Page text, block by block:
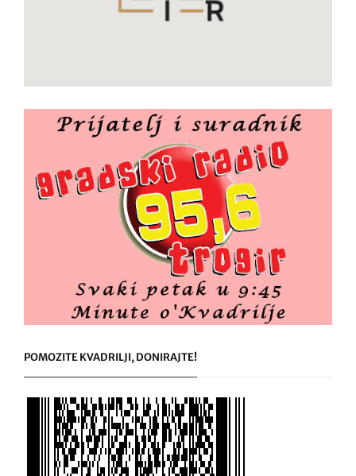
POMOZITE KVADRILJI, DONIRAJTE!